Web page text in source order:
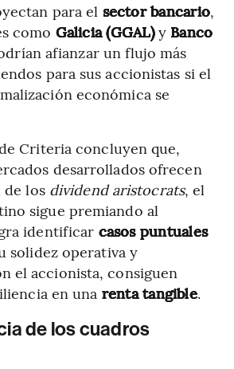
para el sector bancario,
como Galicia (GGAL)y Banco
afianzar un flujo más
para sus accionistas si el
económica se
Criteria concluyen que,
desarrollados ofrecen
de los dividend aristocrats, el
sigue premiando al
identificar casos puntuales
solidez operativa y
el accionista, consiguen
en una renta tangible.
de los cuadros